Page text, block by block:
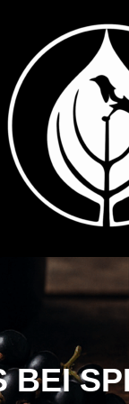
Dulliker Spezialitäten
BEI